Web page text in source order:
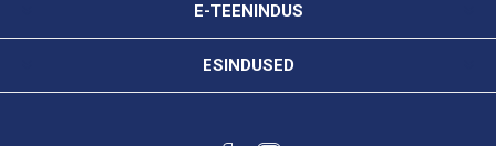
E-TEENINDUS
ESINDUSED